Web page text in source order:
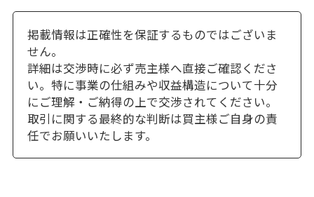
掲載情報は正確性を保証するものではございま
せん。
詳細は交渉時に必ず売主様へ直接ご確認くださ
い。特に事業の仕組みや収益構造について十分
にご理解・ご納得の上で交渉されてください。
取引に関する最終的な判断は買主様ご自身の責
任でお願いいたします。